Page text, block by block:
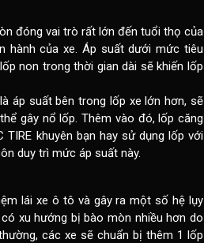
đóng vai trò rất lớn đến tuổi thọ của
hành của xe. Áp suất dưới mức tiêu
non trong thời gian dài sẽ khiến lốp
áp suất bên trong lốp xe lớn hơn, sẽ
gây nổ lốp. Thêm vào đó, lốp căng
khuyên bạn hay sử dụng lốp với
duy trì mức áp suất này.
lái xe ô tô và gây ra một số hệ lụy
xu hướng bị bào mòn nhiều hơn do
các xe sẽ chuẩn bị thêm 1 lốp